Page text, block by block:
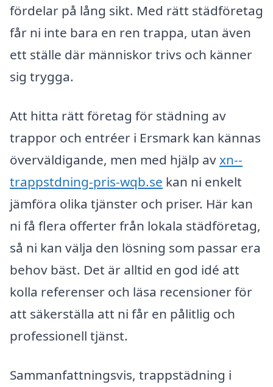
fördelar på lång sikt. Med rätt städföretag
får ni inte bara en ren trappa, utan även
ett ställe där människor trivs och känner
sig trygga.
Att hitta rätt företag för städning av
trappor och entréer i Ersmark kan kännas
överväldigande, men med hjälp avxn--
trappstdning-pris-wqb.se kan ni enkelt
jämföra olika tjänster och priser. Här kan
ni få flera offerter från lokala städföretag,
så ni kan välja den lösning som passar era
behov bäst. Det är alltid en god idé att
kolla referenser och läsa recensioner för
att säkerställa att ni får en pålitlig och
professionell tjänst.
Sammanfattningsvis, trappstädning i